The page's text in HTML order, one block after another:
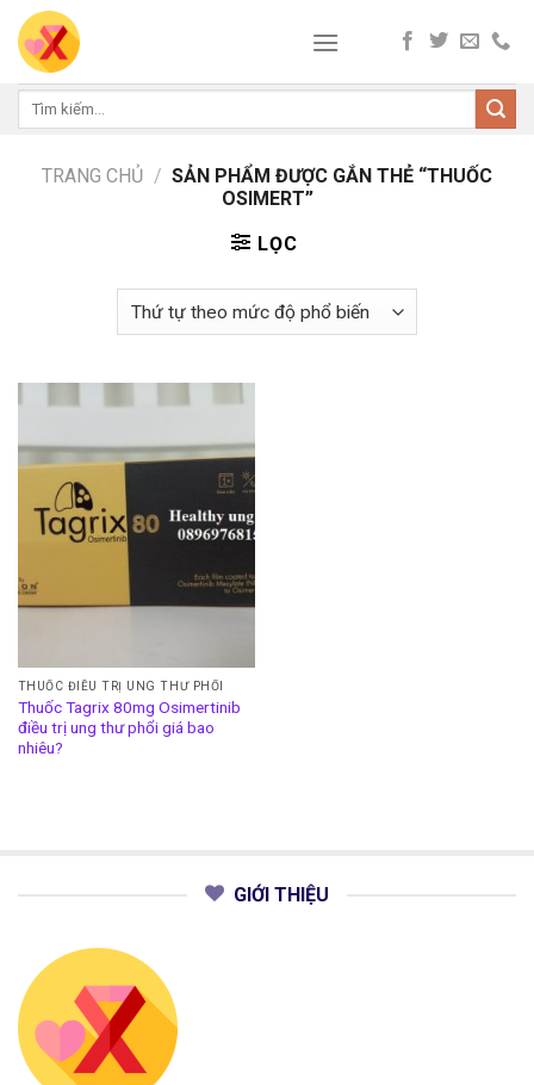
Skip
content
Tìm
TRANG CHỦ / SẢN PHẨM ĐƯỢC GẮN THẺ “THUỐC
OSIMERT”
LỌC
THUỐC ĐIỀU TRỊ UNG THƯ PHỔI
Thuốc Tagrix 80mg Osimertinib
điều trị ung thư phổi giá bao
nhiêu?
GIỚI THIỆU